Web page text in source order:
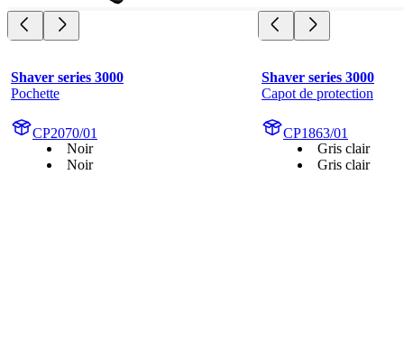
Shaver series 3000
Pochette
CP2070/01
Noir
Noir
Shaver series 3000
Capot de protection
CP1863/01
Gris clair
Gris clair